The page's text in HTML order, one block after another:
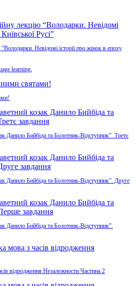
Невідомі історії про жінок в епоху
learning.
Данило Бийбіда та Болотник-Відступник”. Третє
Данило Бийбіда та Болотник-Відступник”. Друге
Данило Бийбіда та Болотник-Відступник”.
відродження Незалежности Частина 2